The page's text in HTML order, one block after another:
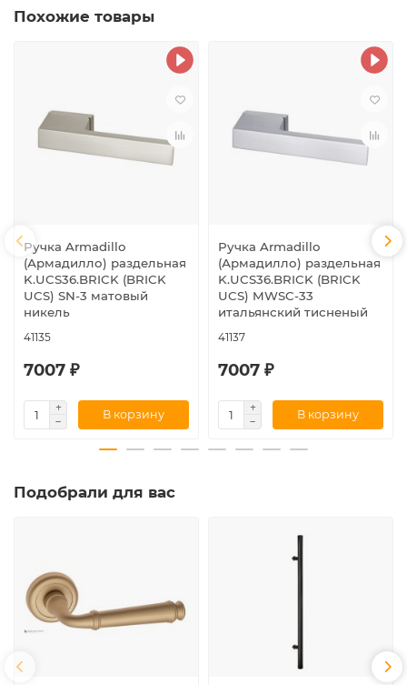
Похожие товары
Ручка Armadillo
(Армадилло) раздельная
K.UCS36.BRICK (BRICK
UCS) SN-3 матовый
никель
41135
7007 ₽
В корзину
Ручка Armadillo
(Армадилло) раздельная
K.UCS36.BRICK (BRICK
UCS) MWSC-33
итальянский тисненый
41137
7007 ₽
В корзину
Подобрали для вас